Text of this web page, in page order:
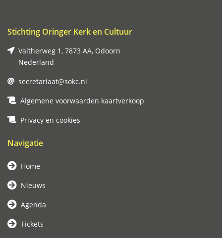
Stichting Oringer Kerk en Cultuur
Valtherweg 1, 7873 AA, Odoorn
Nederland
secretariaat@sokc.nl
Algemene voorwaarden kaartverkoop
Privacy en cookies
Navigatie
Home
Nieuws
Agenda
Tickets